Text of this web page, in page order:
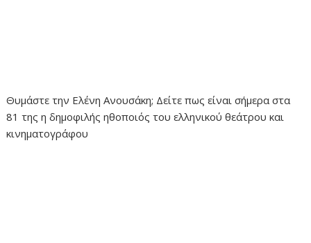
Θυμάστε την Ελένη Ανουσάκη; Δείτε πως είναι σήμερα στα
81 της η δημοφιλής ηθοποιός του ελληνικού θεάτρου και
κινηματογράφου